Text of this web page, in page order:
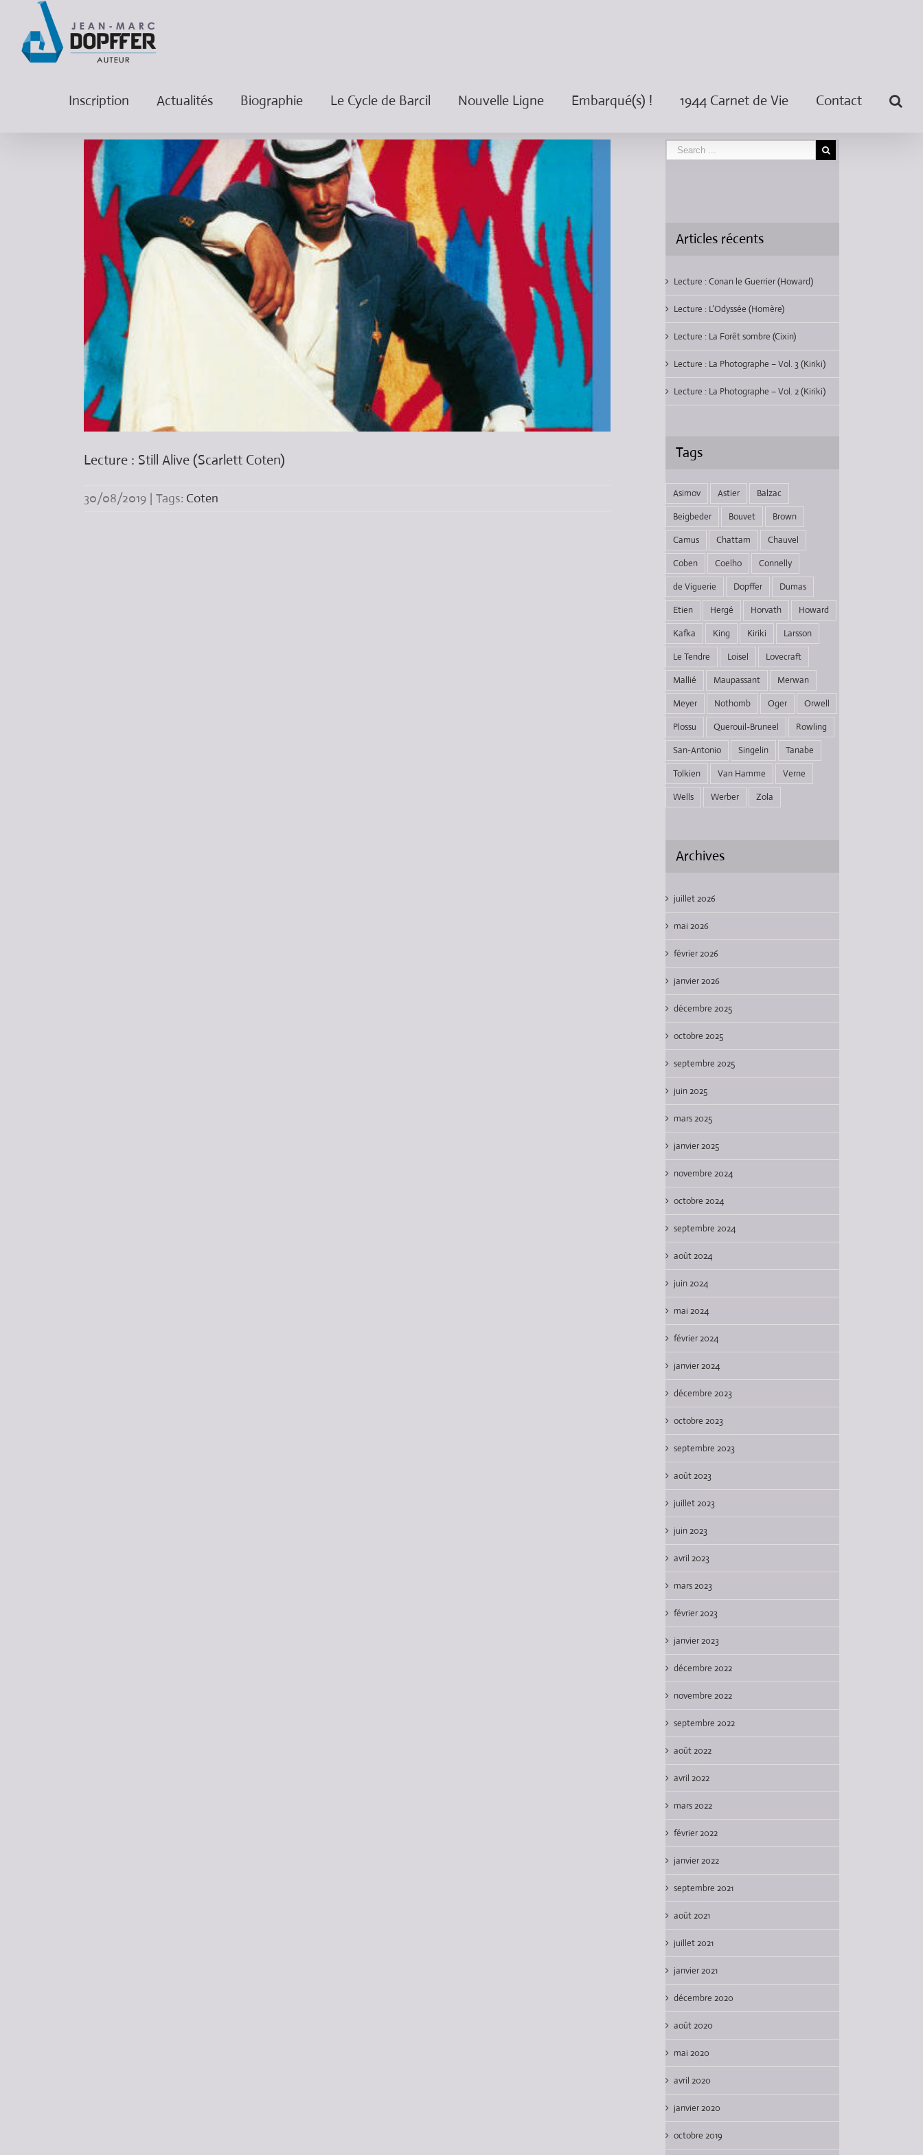
Inscription Actualités Biographie Le Cycle de Barcil Nouvelle Ligne Embarqué(s) ! 1944 Carnet de Vie Contact
Lecture : Still Alive (Scarlett Coten)
30/08/2019 | Tags: Coten
Articles récents
Lecture : Conan le Guerrier (Howard)
Lecture : L’Odyssée (Homère)
Lecture : La Forêt sombre (Cixin)
Lecture : La Photographe – Vol. 3 (Kiriki)
Lecture : La Photographe – Vol. 2 (Kiriki)
Tags
Asimov Astier
Balzac
Beigbeder
Bouvet
Brown
Camus
Chattam
Chauvel
Coben
Coelho
Connelly
de Viguerie
Dopffer
Dumas
Etien
Hergé Horvath
Howard
Kafka
King Kiriki
Larsson
Le Tendre
Loisel
Lovecraft
Mallié
Maupassant
Merwan
Meyer
Nothomb Oger
Orwell
Plossu
Querouil-Bruneel
Rowling
San-Antonio
Singelin
Tanabe
Tolkien
Van Hamme
Verne
Wells
Werber Zola
Archives
juillet 2026
mai 2026
février 2026
janvier 2026
décembre 2025
octobre 2025
septembre 2025
juin 2025
mars 2025
janvier 2025
novembre 2024
octobre 2024
septembre 2024
août 2024
juin 2024
mai 2024
février 2024
janvier 2024
décembre 2023
octobre 2023
septembre 2023
août 2023
juillet 2023
juin 2023
avril 2023
mars 2023
février 2023
janvier 2023
décembre 2022
novembre 2022
septembre 2022
août 2022
avril 2022
mars 2022
février 2022
janvier 2022
septembre 2021
août 2021
juillet 2021
janvier 2021
décembre 2020
août 2020
mai 2020
avril 2020
janvier 2020
octobre 2019